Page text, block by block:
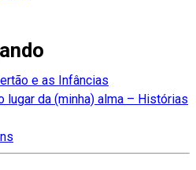
e as Infâncias
lugar da (minha) alma – Histórias